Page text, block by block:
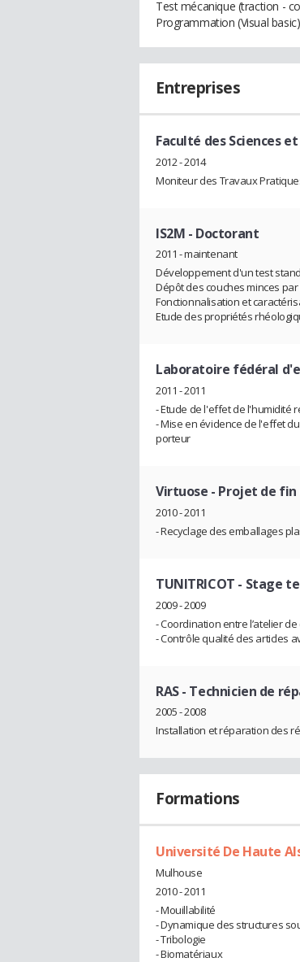
Test mécanique (traction -
Programmation (Visual
Entreprises
Faculté des Sciences
2012 - 2014
Moniteur des Travaux
IS2M - Doctorant
2011 - maintenant
Développement d'un test
Dépôt des couches minces par
Fonctionnalisation et
Etude des propriétés
Laboratoire fédéral
2011 - 2011
- Etude de l'effet de l'humidité
- Mise en évidence de l'effet
porteur
Virtuose - Projet de
2010 - 2011
- Recyclage des emballages
TUNITRICOT - Stage
2009 - 2009
- Coordination entre l’atelier
- Contrôle qualité des articles
RAS- Technicien de
2005 - 2008
Installation et réparation des
Formations
Université De Haute
Mulhouse
2010 - 2011
- Mouillabilité
- Dynamique des structures
- Tribologie
- Biomatériaux